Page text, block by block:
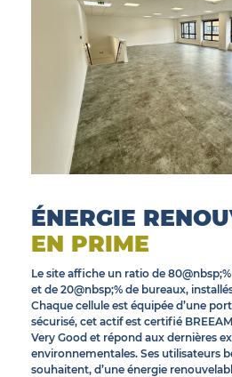
ÉNERGIE
EN PRIME
Le site affiche un ratio de
et de 20@nbsp;% de bureaux,
Chaque cellule est équipée d’une
sécurisé, cet actif est certifié
Very Good et répond aux dernières
environnementales. Ses utilisateurs
souhaitent, d’une énergie